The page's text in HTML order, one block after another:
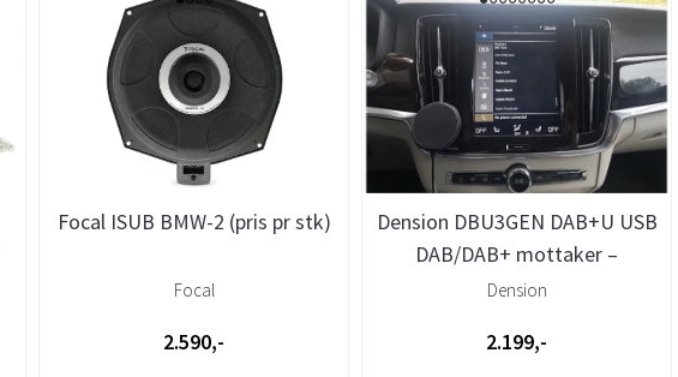
Focal ISUB BMW-2 (pris pr stk)
Focal
2.590,-
Dension DBU3GEN DAB+U USB
DAB/DAB+ mottaker –
helintegrert DAB via USB
Dension
2.199,-